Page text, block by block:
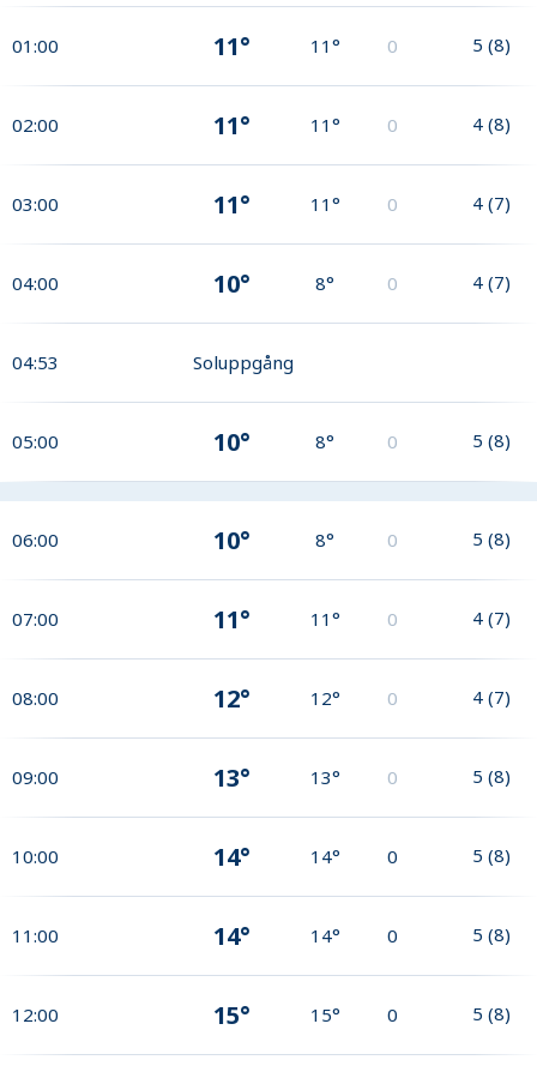
01:00 11° 11° 0 5 (8)
02:00 11° 11° 0 4 (8)
03:00 11° 11° 0 4 (7)
04:00 10° 8° 0 4 (7)
04:53 Soluppgång
05:00 10° 8° 0 5 (8)
06:00 10° 8° 0 5 (8)
07:00 11° 11° 0 4 (7)
08:00 12° 12° 0 4 (7)
09:00 13° 13° 0 5 (8)
10:00 14° 14° 0 5 (8)
11:00 14° 14° 0 5 (8)
12:00 15° 15° 0 5 (8)